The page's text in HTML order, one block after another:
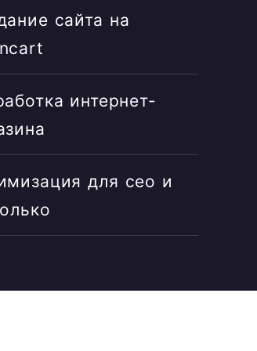
сайта на
интернет-
для сео и